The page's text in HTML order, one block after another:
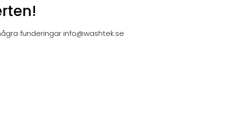
funderingar info@washtek.se